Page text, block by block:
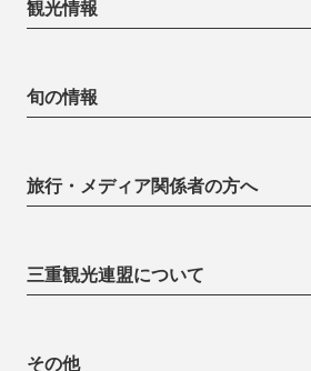
観光情報
旬の情報
旅行・メディア関係者の方へ
三重観光連盟について
その他